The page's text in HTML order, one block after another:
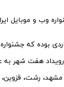
وب و موبایل
بوده که
هفت شهر